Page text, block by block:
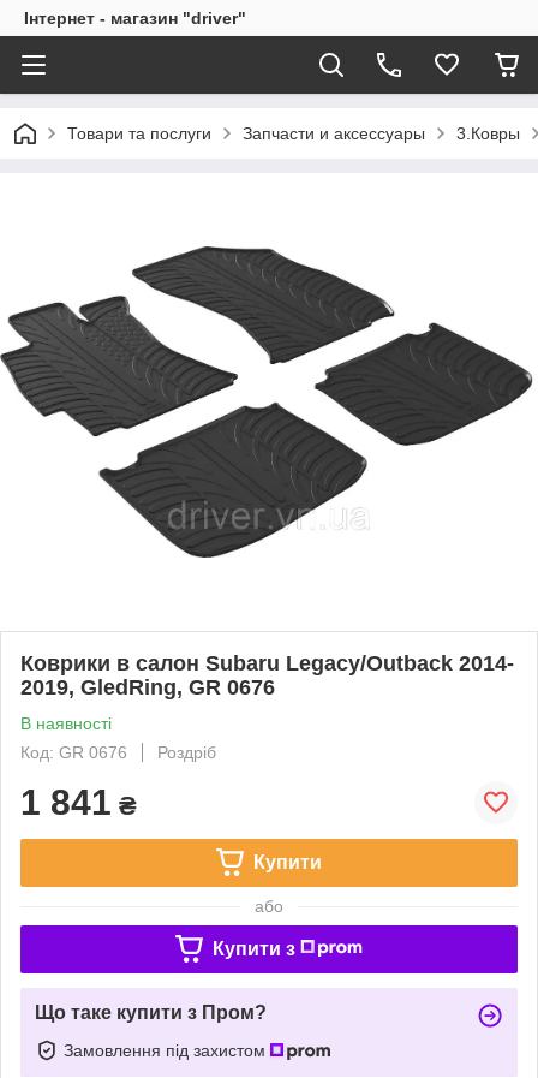
Інтернет - магазин "driver"
Товари та послуги Запчасти и аксессуары 3.Ковры
Коврики в салон Subaru Legacy/Outback 2014-
2019, GledRing, GR 0676
В наявності
Код: GR 0676
Роздріб
1 841 ₴
Купити
або
Купити з
Що таке купити з Пром?
Замовлення під захистом